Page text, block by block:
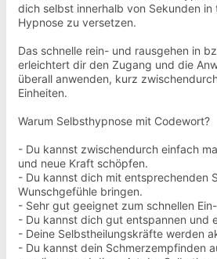
dich selbst innerhalb von Sekunden in
Hypnose zu versetzen.
Das schnelle rein- und rausgehen in
erleichtert dir den Zugang und die
überall anwenden, kurz
Einheiten.
Warum Selbsthypnose mit Codewort?
- Du kannst zwischendurch einfach
und neue Kraft schöpfen.
- Du kannst dich mit entsprechenden
Wunschgefühle bringen.
- Sehr gut geeignet zum schnellen
- Du kannst dich gut entspannen und
- Deine Selbstheilungskräfte werden
- Du kannst dein Schmerzempfinden